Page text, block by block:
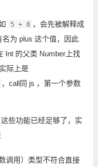
5 + 8 ，会先被解释成
名为 plus 这个值，因此
Int 的父类 Number上找
际上是
，call同 js ，第一个参数
些功能已经足够了，实
调用）类型不符合直接